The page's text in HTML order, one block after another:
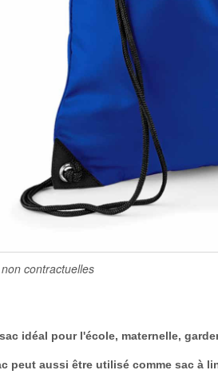
contractuelles
idéal pour l'école, maternelle,
peut aussi être utilisé comme sac à